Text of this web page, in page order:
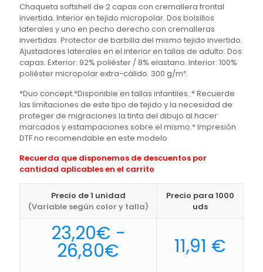
Chaqueta softshell de 2 capas con cremallera frontal
invertida. Interior en tejido micropolar. Dos bolsillos
laterales y uno en pecho derecho con cremalleras
invertidas. Protector de barbilla del mismo tejido invertido.
Ajustadores laterales en el interior en tallas de adulto. Dos
capas. Exterior: 92% poliéster / 8% elastano. Interior: 100%
poliéster micropolar extra-cálido. 300 g/m².
*Duo concept.*Disponible en tallas infantiles. * Recuerde
las limitaciones de este tipo de tejido y la necesidad de
proteger de migraciones la tinta del dibujo al hacer
marcados y estampaciones sobre el mismo.* Impresión
DTF no recomendable en este modelo
Recuerda que disponemos de descuentos por
cantidad aplicables en el carrito
Precio de 1 unidad
(Variable según color y talla)
Precio para 1000
uds
23,20€ -
26,80€ 11,91 €